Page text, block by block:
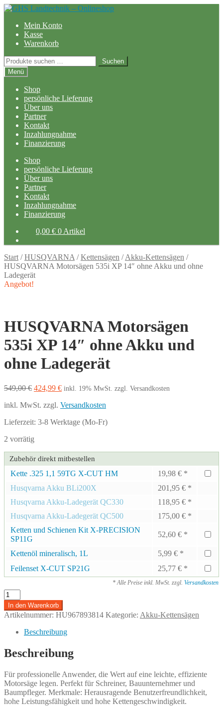
Zur
springen
Zum
springenMein Konto
Kasse
Warenkorb
Suchen
nach:
Suchen
Menü
Shop
persönliche Lieferung
Über uns
Partner
Kontakt
Inzahlungnahme
Finanzierung
Shop
persönliche Lieferung
Über uns
Partner
Kontakt
Inzahlungnahme
Finanzierung
0,00 € 0 Artikel
Start /HUSQVARNA /Kettensägen /Akku-Kettensägen /
HUSQVARNA Motorsägen 535i XP 14″ ohne Akku und ohne
Ladegerät
Angebot!
HUSQVARNA Motorsägen
535i XP 14″ ohne Akku und
ohne Ladegerät
549,00€ Ursprünglicher
war:
424,99 €Aktueller
ist:
inkl. 19% MwSt. zzgl. Versandkosten
inkl. MwSt. zzgl. Versandkosten
Lieferzeit: 3-8 Werktage (Mo-Fr)
2 vorrätig
Zubehör direkt mitbestellen
Kette .325 1,1 59TG X-CUT HM 19,98 € *
Husqvarna Akku BLi200X
201,95 € *
Husqvarna Akku-Ladegerät QC330
118,95 € *
Husqvarna Akku-Ladegerät QC500
175,00 € *
Ketten und Schienen Kit X-PRECISION
SP11G
52,60 € *
Kettenöl mineralisch, 1L 5,99 € *
Feilenset X-CUT SP21G
25,77 € *
* Alle Preise inkl. MwSt. zzgl. Versandkosten
HUSQVARNA
Motorsägen
535i
XP
Akku
und
Ladegerät
Menge
In den Warenkorb
Artikelnummer: HU967893814 Kategorie: Akku-Kettensägen
Beschreibung
Beschreibung
Für professionelle Anwender, die Wert auf eine leichte, effiziente
Motorsäge legen. Perfekt für Schreiner, Bauunternehmer und
Baumpfleger. Merkmale: Herausragende Benutzerfreundlichkeit,
hohe Leistungsfähigkeit und hohe Kettengeschwindigkeit.